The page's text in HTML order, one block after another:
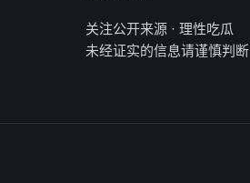
关注公开来源 · 理性吃瓜
未经证实的信息请谨慎判断